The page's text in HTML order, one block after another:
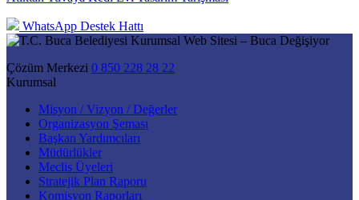
WhatsApp Destek Hattı
Çözüm Merkezi 0 850 228 28 22
Kurumsal
Misyon / Vizyon / Değerler
Organizasyon Şeması
Başkan Yardımcıları
Müdürlükler
Meclis Üyeleri
Stratejik Plan Raporu
Komisyon Raporları